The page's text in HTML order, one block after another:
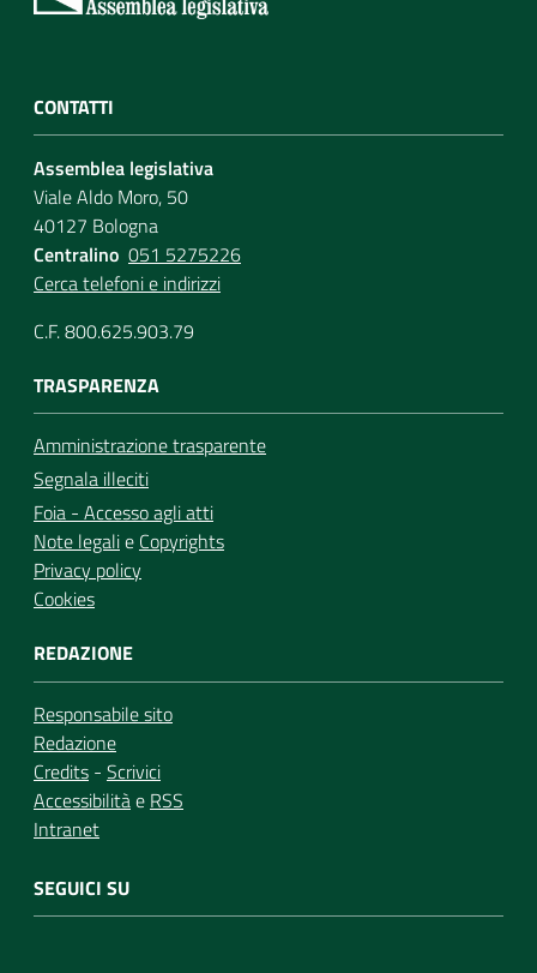
CONTATTI
Assemblea legislativa
Viale Aldo Moro, 50
40127 Bologna
Centralino 051 5275226
Cerca telefoni e indirizzi
C.F. 800.625.903.79
TRASPARENZA
Amministrazione trasparente
Segnala illeciti
Foia - Accesso agli atti
Note legalie Copyrights
Privacy policy
Cookies
REDAZIONE
Responsabile sito
Redazione
Credits - Scrivici
Accessibilitàe RSS
Intranet
SEGUICI SU